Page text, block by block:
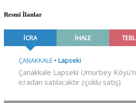
Resmî İlanlar